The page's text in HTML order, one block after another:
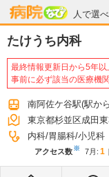
人で選
病院なび
たけうち内科
最終情報更新日から5年以
事前に必ず該当の医療機
南阿佐ケ谷駅(駅から
東京都杉並区成田
内科 胃腸科 小児科
アクセス数※ 7月 : 1